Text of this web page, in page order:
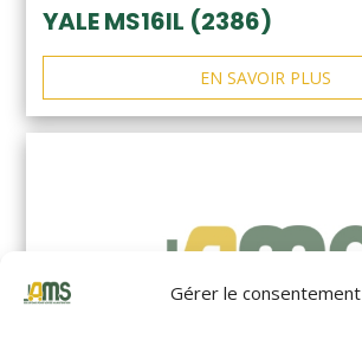
Gérer le consentement
YALE MS16IL (2386)
EN SAVOIR PLUS